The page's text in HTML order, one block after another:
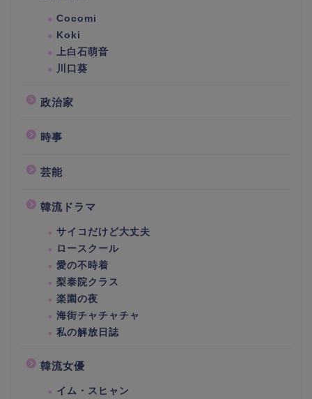
Cocomi
Koki
上白石萌音
川口葵
政治家
時事
芸能
韓流ドラマ
サイコだけど大丈夫
ロースクール
愛の不時着
梨泰院クラス
楽園の夜
海街チャチャチャ
私の解放日誌
韓流女優
イム・スヒャン